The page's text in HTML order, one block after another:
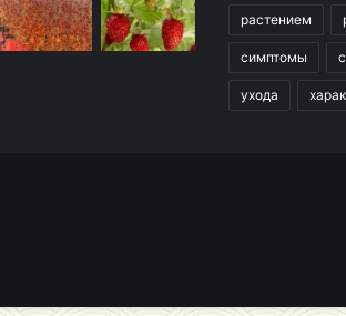
растением
симптомы
ухода